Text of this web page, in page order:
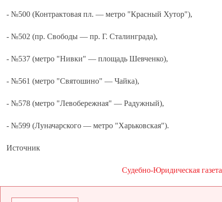
- №500 (Контрактовая пл. — метро "Красный Хутор"),
- №502 (пр. Свободы — пр. Г. Сталинграда),
- №537 (метро "Нивки" — площадь Шевченко),
- №561 (метро "Святошино" — Чайка),
- №578 (метро "Левобережная" — Радужный),
- №599 (Луначарского — метро "Харьковская").
Источник
Судебно-Юридическая газета